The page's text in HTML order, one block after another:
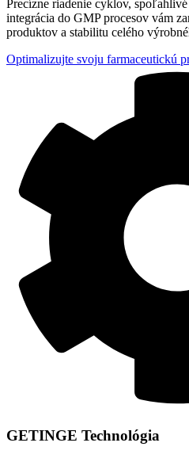
Precízne riadenie cyklov,
integrácia do GMP procesov vám
produktov a stabilitu celého
Optimalizujte svoju farmaceutickú
GETINGE Technológia